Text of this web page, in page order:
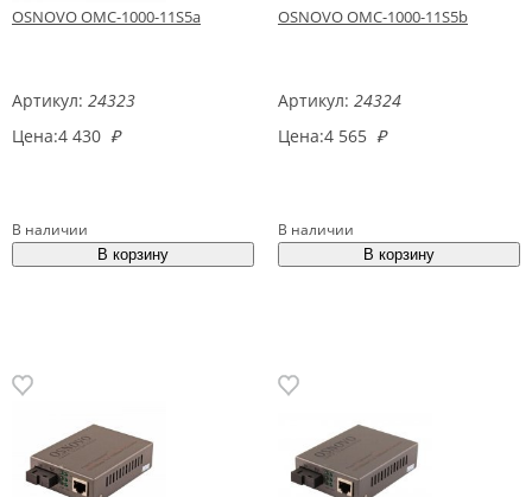
OSNOVO OMC-1000-11S5a
Артикул: 24323
Цена:4 430 ₽
В наличии
OSNOVO OMC-1000-11S5b
Артикул: 24324
Цена:4 565 ₽
В наличии